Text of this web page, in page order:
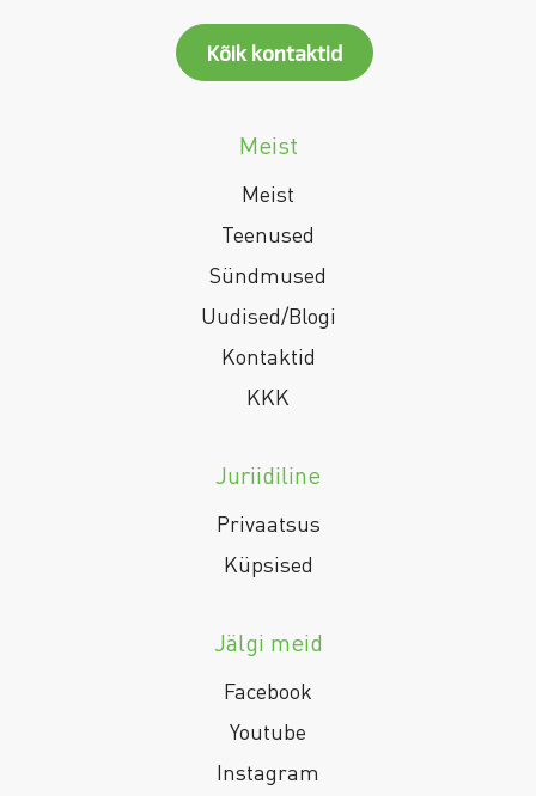
Kõik kontaktid
Meist
Meist
Teenused
Sündmused
Uudised/Blogi
Kontaktid
KKK
Juriidiline
Privaatsus
Küpsised
Jälgi meid
Facebook
Youtube
Instagram